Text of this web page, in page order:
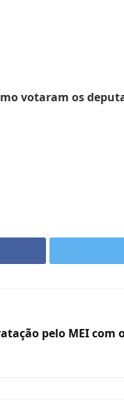
votaram os
pelo MEI com